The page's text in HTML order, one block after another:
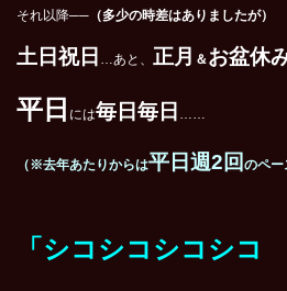
それ以降── （多少の時差はありましたが）
土日祝日 …あと、 正月 ＆お盆休
平日 には毎日毎日 ……
（※去年あたりからは平日週2回 のペー
「シコシコシコシコ